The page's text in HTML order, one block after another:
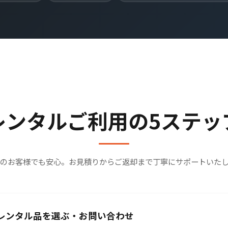
ンタルご利用の5ステッ
お客様でも安心。お見積りからご返却まで丁寧にサポートいたし
ンタル品を選ぶ・お問い合わせ